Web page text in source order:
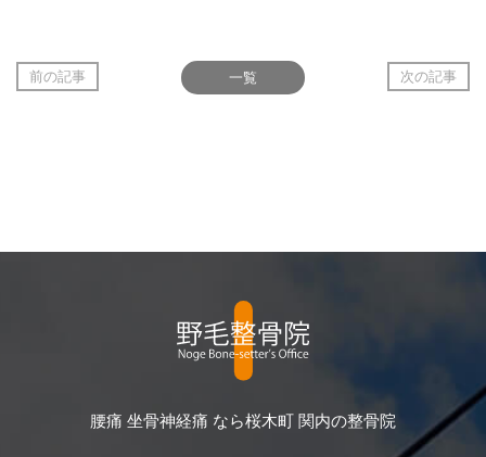
前の記事 一覧 次の記事
腰痛 坐骨神経痛 なら桜木町 関内の整骨院